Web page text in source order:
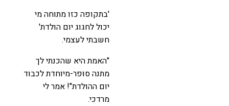
'בתקופה כזו מתוחה מי
יכול לחגוג יום הולדת'
חשבתי לעצמי.
"האמת היא שהכנתי לך
מתנה סוּפר-מיוחדת לכבוד
יום ההולדת"! אמר לי
מרדכי.